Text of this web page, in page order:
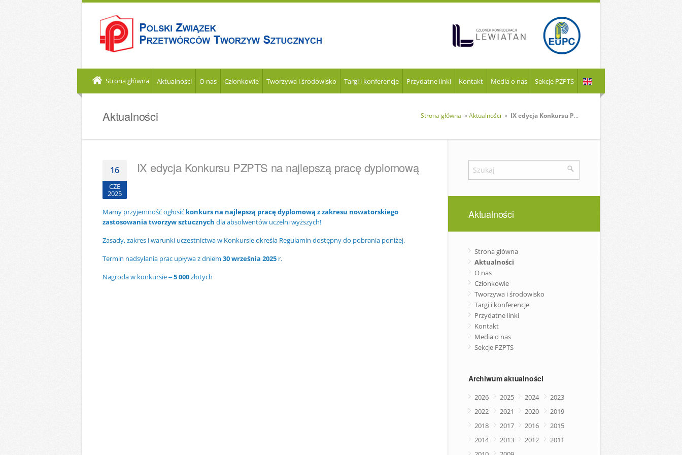
Strona główna Aktualności O nas Członkowie Tworzywa i środowisko Targi i konferencje Przydatne linki Kontakt Media o nas Sekcje PZPTS
Aktualności Strona główna »Aktualności » IX edycja Konkursu PZPTS na najlepszą pracę dyplomową
16
CZE
2025
IX edycja Konkursu PZPTS na najlepszą pracę dyplomową
Mamy przyjemność ogłosić konkurs na najlepszą pracę dyplomową z zakresu nowatorskiego
zastosowania tworzyw sztucznych dla absolwentów uczelni wyższych!
Zasady, zakres i warunki uczestnictwa w Konkursie określa Regulamin dostępny do pobrania poniżej.
Termin nadsyłania prac upływa z dniem 30 września 2025 r.
Nagroda w konkursie –5 000złotych
Aktualności
Strona główna
Aktualności
O nas
Członkowie
Tworzywa i środowisko
Targi i konferencje
Przydatne linki
Kontakt
Media o nas
Sekcje PZPTS
Archiwum aktualności
2026 2025 2024
2023
2022
2021 2020
2019
2018
2017 2016
2015
2014
2013 2012
2011